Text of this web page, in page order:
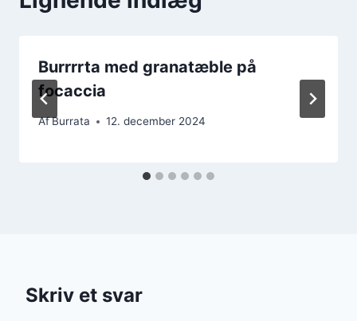
Burrrrta med granatæble på
focaccia
AfBurrata 12. december 2024
Skriv et svar